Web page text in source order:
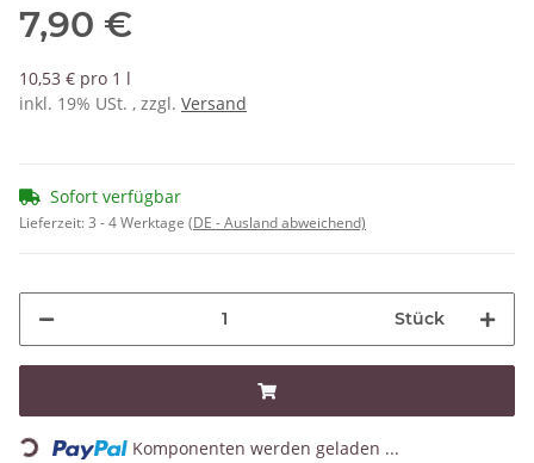
7,90 €
10,53 € pro 1 l
inkl. 19% USt. , zzgl. Versand
Sofort verfügbar
Lieferzeit:3 - 4 Werktage (DE - Ausland abweichend)
Stück
Loading... Komponenten werden geladen ...